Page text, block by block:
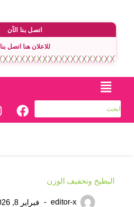
اتصل بنا الآن
للاعلان هنا اتصل بنا
البطيخ وتخفيف الوزن
editor-x
فبراير 8, 2026